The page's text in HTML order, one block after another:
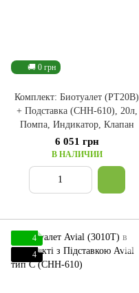
🚚 0 грн
Комплект: Биотуалет (PT20B)
+ Подставка (CHH-610), 20л,
Помпа, Индикатор, Клапан
6 051 грн
В НАЛИЧИИ
4
4